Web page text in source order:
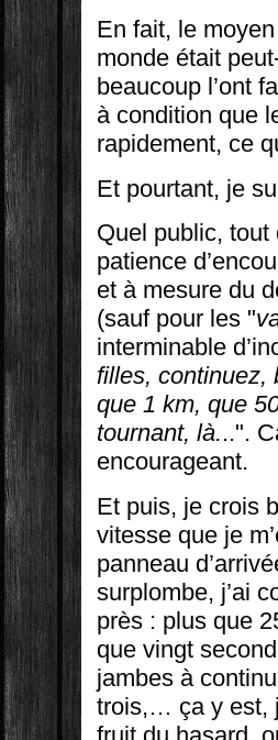
En fait, le
monde était
beaucoup l’ont
à condition que
rapidement, ce
Et pourtant, je
Quel public, tout
patience
et à mesure du
(sauf pour les "
interminable
filles, continuez,
que 1 km, que
tournant, là...".
encourageant.
Et puis, je crois
vitesse que je
panneau
surplombe, j’ai
près : plus que
que vingt
jambes à
trois,… ça y est,